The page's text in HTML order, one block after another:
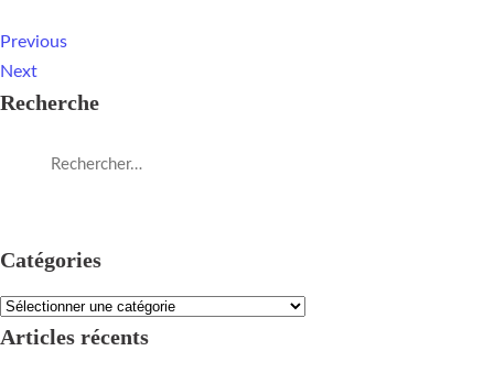
Previous
Next
Recherche
Catégories
Articles récents